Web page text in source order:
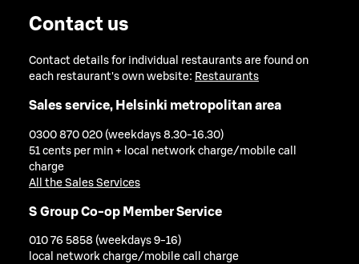
Contact us
Contact details for individual restaurants are found on
each restaurant's own website: Restaurants
Sales service, Helsinki metropolitan area
0300 870 020 (weekdays 8.30-16.30)
51 cents per min + local network charge/mobile call
charge
All the Sales Services
S Group Co-op Member Service
010 76 5858 (weekdays 9-16)
local network charge/mobile call charge